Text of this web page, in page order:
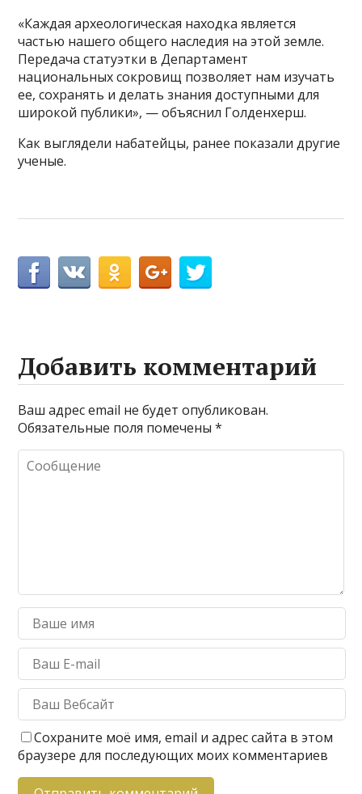
«Каждая археологическая находка является
частью нашего общего наследия на этой земле.
Передача статуэтки в Департамент
национальных сокровищ позволяет нам изучать
ее, сохранять и делать знания доступными для
широкой публики», — объяснил Голденхерш.
Как выглядели набатейцы, ранее показали другие
ученые.
Добавить комментарий
Ваш адрес email не будет опубликован.
Обязательные поля помечены*
Сохраните моё имя, email и адрес сайта в этом
браузере для последующих моих комментариев